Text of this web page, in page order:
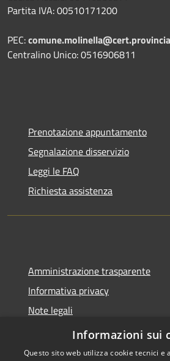
Partita IVA: 00510171200
PEC:
Centralino Unico: 0516906811
Prenotazione appuntamento
Segnalazione disservizio
Leggi le FAQ
Richiesta assistenza
Amministrazione trasparente
Informativa privacy
Note legali
Dichiarazione di accessibilità
Informazioni sui
Questo sito web utilizza cookie tecnici